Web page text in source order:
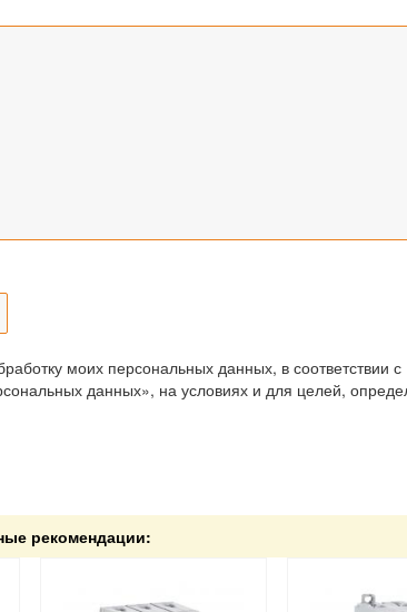
моих персональных данных, в соответствии с
данных», на условиях и для целей,
рекомендации: